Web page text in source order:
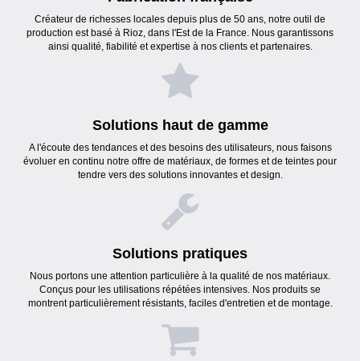
Créateur de richesses locales depuis plus de 50 ans, notre outil de
production est basé à Rioz, dans l'Est de la France. Nous garantissons
ainsi qualité, fiabilité et expertise à nos clients et partenaires.
Solutions haut de gamme
A l'écoute des tendances et des besoins des utilisateurs, nous faisons
évoluer en continu notre offre de matériaux, de formes et de teintes pour
tendre vers des solutions innovantes et design.
Solutions pratiques
Nous portons une attention particulière à la qualité de nos matériaux.
Conçus pour les utilisations répétées intensives. Nos produits se
montrent particulièrement résistants, faciles d'entretien et de montage.